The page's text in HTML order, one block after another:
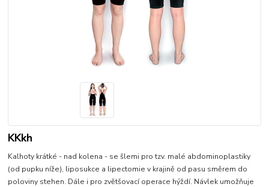
KKkh
Kalhoty krátké - nad kolena - se šlemi pro tzv. malé abdominoplastiky
(od pupku níže), liposukce a lipectomie v krajině od pasu směrem do
poloviny stehen. Dále i pro zvětšovací operace hýždí. Návlek umožňuje